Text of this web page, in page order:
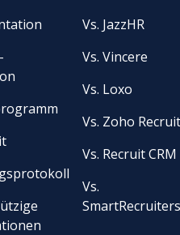
Vs. JazzHR
Vs. Vincere
Vs. Loxo
Vs. Zoho
Vs. Recruit CRM
Vs.